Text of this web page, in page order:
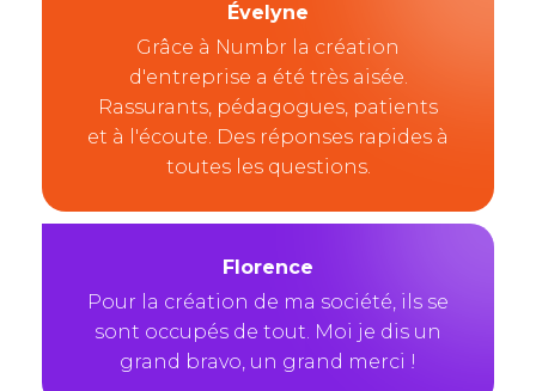
Évelyne
Grâce à Numbr la création
d'entreprise a été très aisée.
Rassurants, pédagogues, patients
et à l'écoute. Des réponses rapides à
toutes les questions.
Florence
Pour la création de ma société, ils se
sont occupés de tout. Moi je dis un
grand bravo, un grand merci !